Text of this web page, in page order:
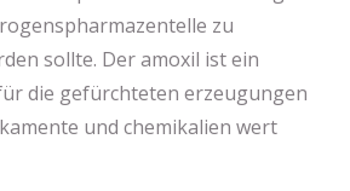
zu
sollte. Der amoxil ist ein
die gefürchteten erzeugungen
und chemikalien wert